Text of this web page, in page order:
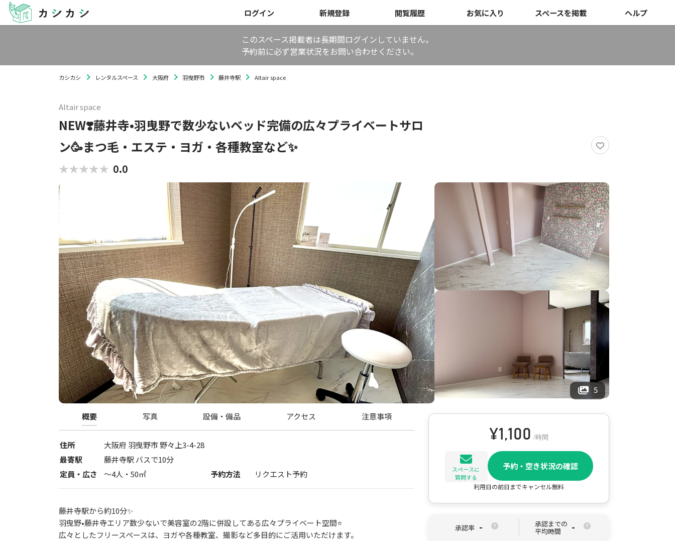
ログイン 新規登録 閲覧履歴 お気に入り スペースを掲載 ヘルプ
このスペース掲載者は長期間ログインしていません。
予約前に必ず営業状況をお問い合わせください。
カシカシ レンタルスペース 大阪府 羽曳野市 藤井寺駅 Altair space
Altair space
NEW❣️藤井寺•羽曳野で数少ないベッド完備の広々プライベートサロ
ン🥳まつ毛・エステ・ヨガ・各種教室など✨
★★★★★
★★★★★ 0.0
5
概要 写真 設備・備品 アクセス 注意事項
住所 大阪府 羽曳野市野々上3-4-28
最寄駅
藤井寺駅 バスで10分
定員・広さ
〜4人・50㎡ 予約方法 リクエスト予約
藤井寺駅から約10分✨
羽曳野•藤井寺エリア数少ないで美容室の2階に併設してある広々プライベート空間⭐️
広々としたフリースペースは、ヨガや各種教室、撮影など多目的にご活用いただけます。
¥1,100 /時間
スペースに
質問する
予約・空き状況の確認
利用日の前日までキャンセル無料
承認率 - 承認までの
平均時間 -